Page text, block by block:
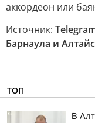
аккордеон или
Источник:
Барнаула и
ТОП
В